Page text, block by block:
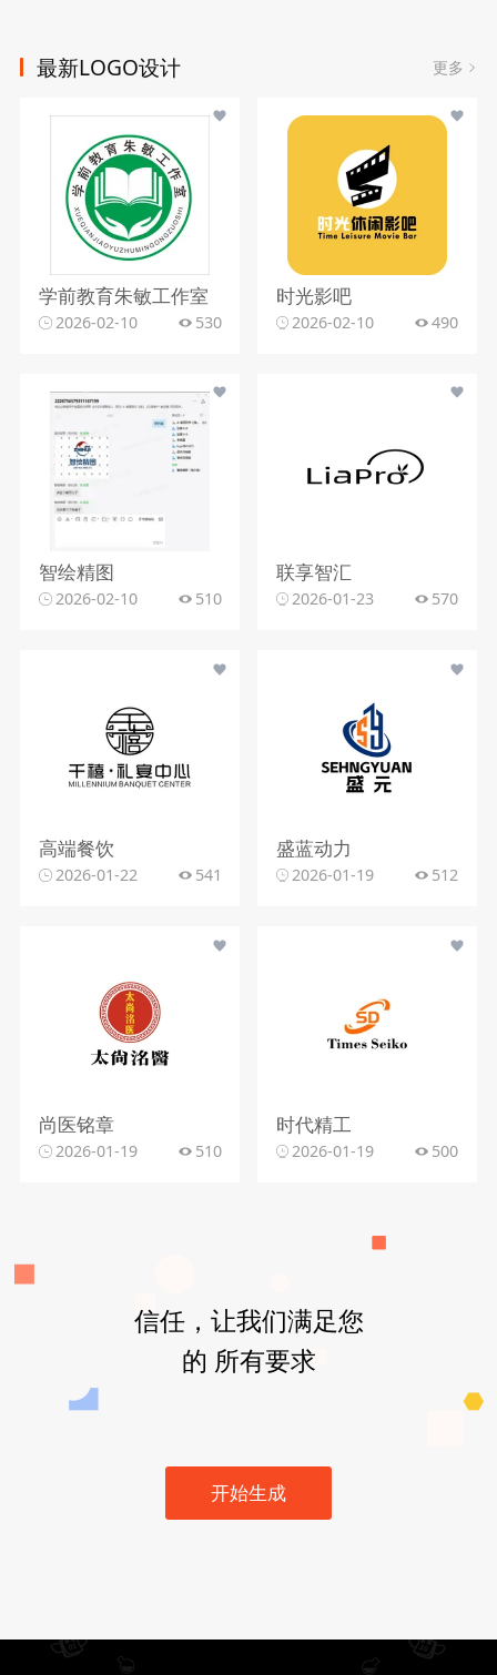
最新LOGO设计 更多
学前教育朱敏工作室
2026-02-10 530
时光影吧
2026-02-10 490
智绘精图
2026-02-10 510
联享智汇
2026-01-23 570
高端餐饮
2026-01-22 541
盛蓝动力
2026-01-19 512
尚医铭章
2026-01-19 510
时代精工
2026-01-19 500
信任，让我们满足您
的 所有要求
开始生成